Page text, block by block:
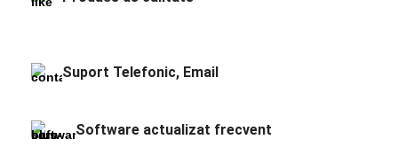
Suport Telefonic, Email
Software actualizat frecvent